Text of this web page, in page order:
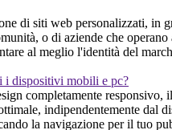
di siti web personalizzati,
o di aziende che operano
al meglio l'identità del
i dispositivi mobili e pc?
completamente
indipendentemente
la navigazione per il tuo